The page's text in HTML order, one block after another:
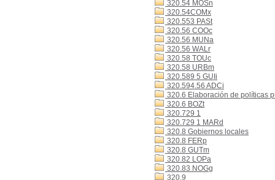
320.54 MOSn
320.54COMx
320.553 PASt
320.56 COOc
320.56 MUNa
320.56 WALr
320.58 TOUc
320.58 URBm
320.589 5 GUIi
320.594.56 ADCi
320.6 Elaboración de políticas
320.6 BOZt
320.729 1
320.729 1 MARd
320.8 Gobiernos locales
320.8 FERp
320.8 GUTm
320.82 LOPa
320.83 NOGg
320.9